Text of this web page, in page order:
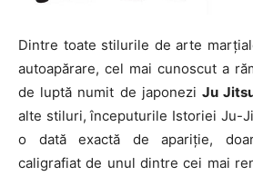
Dintre toate stilurile de arte
autoapărare, cel mai cunoscut a
de luptă numit de japoneziJu
alte stiluri, începuturile Istoriei Ju-
o dată exactă de apariție,
caligrafiat de unul dintre cei mai